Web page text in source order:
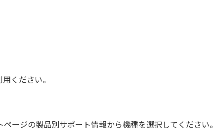
ください。
ージの製品別サポート情報から機種を選択してください。